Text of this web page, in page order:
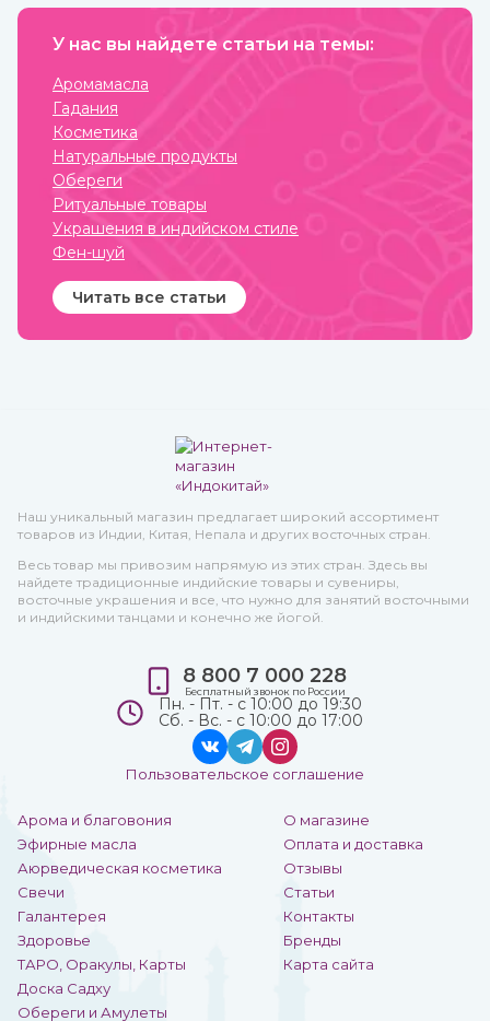
способностью защищать.
женщины, но и мужчины
украшения вы можете в
интернет-магазине
У нас вы найдете статьи на темы:
Аромамасла
Гадания
Косметика
Натуральные продукты
Обереги
Ритуальные товары
Украшения в индийском стиле
Фен-шуй
Читать все статьи
Наш уникальный магазин предлагает широкий ассортимент
товаров из Индии, Китая, Непала и других восточных стран.
Весь товар мы привозим напрямую из этих стран. Здесь вы
найдете традиционные индийские товары и сувениры,
восточные украшения и все, что нужно для занятий восточными
и индийскими танцами и конечно же йогой.
Арома и благовония
Эфирные масла
Аюрведическая косметика
Свечи
Галантерея
Здоровье
ТАРО, Оракулы, Карты
Доска Садху
Обереги и Амулеты
О магазине
Оплата и доставка
Отзывы
Статьи
Контакты
Бренды
Карта сайта
8 800 7 000 228
Бесплатный звонок по России
Пн. - Пт. - с 10:00 до 19:30
Сб. - Вс. - с 10:00 до 17:00
Пользовательское соглашение